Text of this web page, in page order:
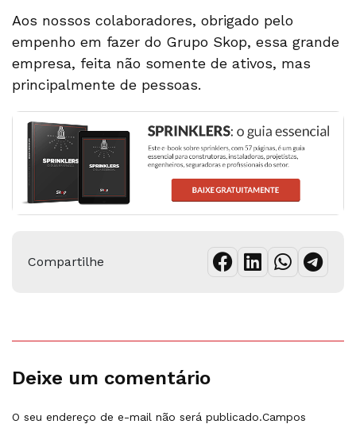
Aos nossos colaboradores, obrigado pelo
empenho em fazer do Grupo Skop, essa grande
empresa, feita não somente de ativos, mas
principalmente de pessoas.
Compartilhe
Deixe um comentário
O seu endereço de e-mail não será publicado.Campos